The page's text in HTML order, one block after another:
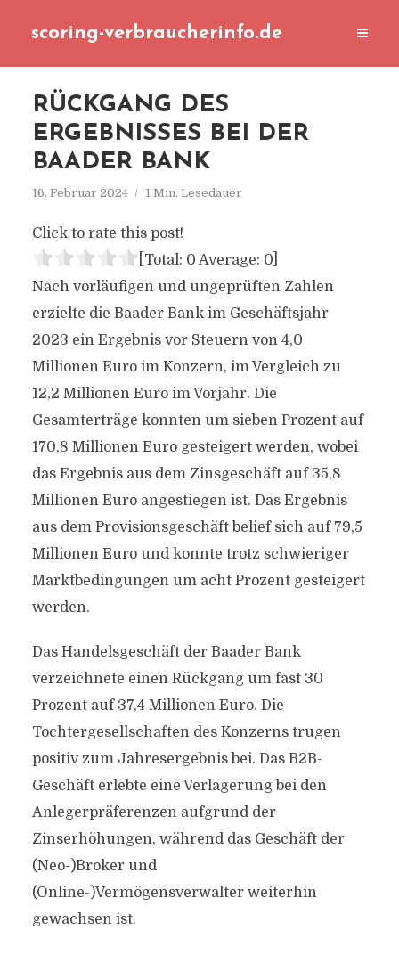
scoring-verbraucherinfo.de
RÜCKGANG DES
ERGEBNISSES BEI DER
BAADER BANK
16. Februar 2024 1 Min. Lesedauer
Click to rate this post!
[Total: 0 Average: 0]
Nach vorläufigen und ungeprüften Zahlen
erzielte die Baader Bank im Geschäftsjahr
2023 ein Ergebnis vor Steuern von 4,0
Millionen Euro im Konzern, im Vergleich zu
12,2 Millionen Euro im Vorjahr. Die
Gesamterträge konnten um sieben Prozent auf
170,8 Millionen Euro gesteigert werden, wobei
das Ergebnis aus dem Zinsgeschäft auf 35,8
Millionen Euro angestiegen ist. Das Ergebnis
aus dem Provisionsgeschäft belief sich auf 79,5
Millionen Euro und konnte trotz schwieriger
Marktbedingungen um acht Prozent gesteigert
werden.
Das Handelsgeschäft der Baader Bank
verzeichnete einen Rückgang um fast 30
Prozent auf 37,4 Millionen Euro. Die
Tochtergesellschaften des Konzerns trugen
positiv zum Jahresergebnis bei. Das B2B-
Geschäft erlebte eine Verlagerung bei den
Anlegerpräferenzen aufgrund der
Zinserhöhungen, während das Geschäft der
(Neo-)Broker und
(Online-)Vermögensverwalter weiterhin
gewachsen ist.